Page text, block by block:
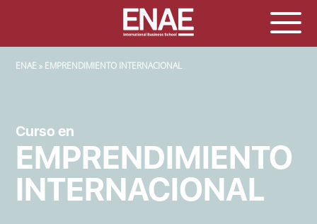
SOBRESCRIBIR ENLACES DE AYUDA A LA NAVEGACIÓN
ENAE EMPRENDIMIENTO INTERNACIONAL
Curso en
EMPRENDIMIENTO
INTERNACIONAL